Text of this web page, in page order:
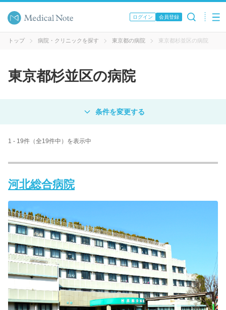
ログイン 会員登録
トップ 病院・クリニックを探す 東京都の病院 東京都杉並区の病院
東京都杉並区の病院
病院 クリニック
病名 / 診療科目
病院名
条件を変更する
1 - 19件（全19件中）を表示中
河北総合病院